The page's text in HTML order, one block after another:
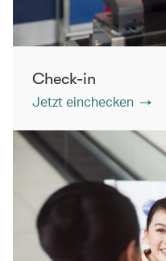
Check-in
Jetzt einchecken